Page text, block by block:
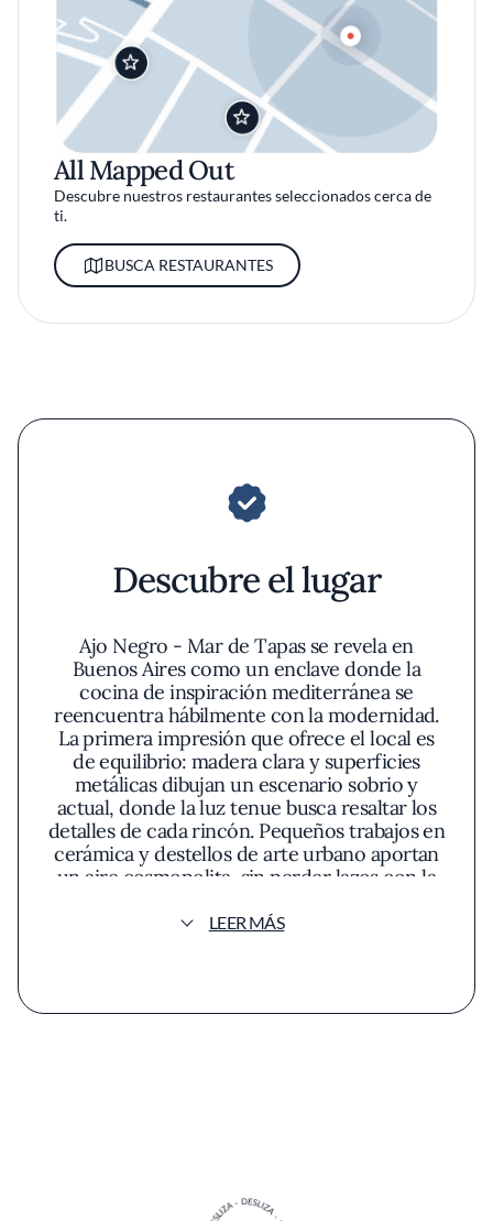
All Mapped Out
Descubre nuestros restaurantes seleccionados cerca de
ti.
BUSCA RESTAURANTES
Descubre el lugar
Ajo Negro - Mar de Tapas se revela en
Buenos Aires como un enclave donde la
cocina de inspiración mediterránea se
reencuentra hábilmente con la modernidad.
La primera impresión que ofrece el local es
de equilibrio: madera clara y superficies
metálicas dibujan un escenario sobrio y
actual, donde la luz tenue busca resaltar los
detalles de cada rincón. Pequeños trabajos en
cerámica y destellos de arte urbano aportan
un aire cosmopolita, sin perder lazos con la
restaurante.
por sobre todo, sensorial. La carta escapa a las
formas inesperadas, donde las texturas
LEER MÁS